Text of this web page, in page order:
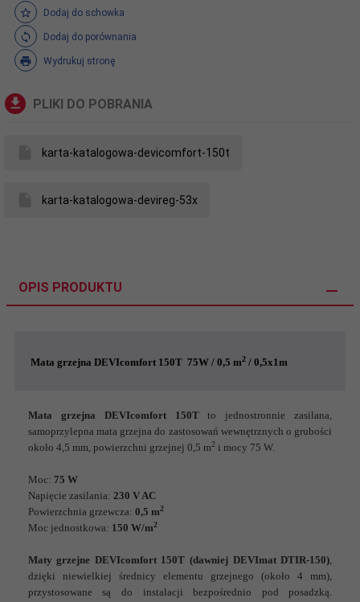
Dodaj do schowka
Dodaj do porównania
Wydrukuj stronę
PLIKI DO POBRANIA
karta-katalogowa-devicomfort-150t
karta-katalogowa-devireg-53x
OPIS PRODUKTU
Mata grzejna DEVIcomfort 150T 75W / 0,5 m2 / 0,5x1m
Mata grzejna DEVIcomfort 150Tto jednostronnie zasilana,
samoprzylepna mata grzejna do zastosowań wewnętrznych o grubości
około 4,5 mm, powierzchni grzejnej 0,5 m2i mocy 75 W.
Moc: 75 W
Napięcie zasilania: 230 V AC
Powierzchnia grzewcza: 0,5 m2
Moc jednostkowa: 150 W/m2
Maty grzejne DEVIcomfort 150T (dawniej DEVImat DTIR-150)
dzięki niewielkiej średnicy elementu grzejnego (około 4 mm),
przystosowane są do instalacji bezpośrednio pod posadzką.